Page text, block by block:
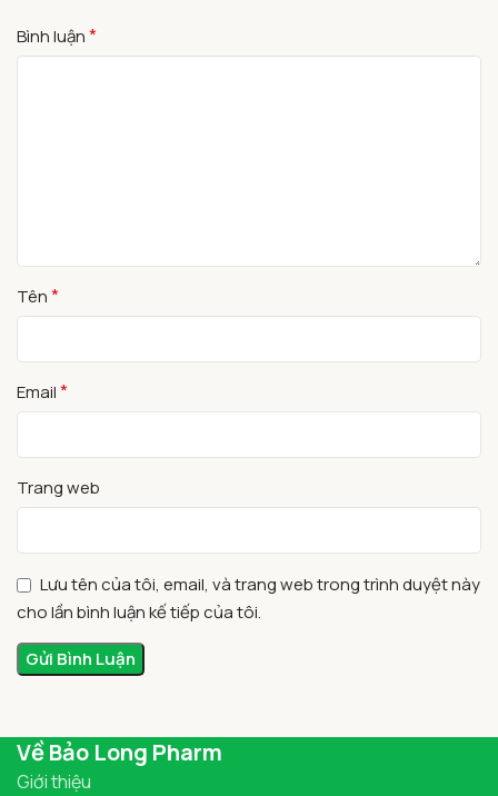
Bình luận*
Tên*
Email*
Trang web
Lưu tên của tôi, email, và trang web trong trình duyệt này
cho lần bình luận kế tiếp của tôi.
Về Bảo Long Pharm
Giới thiệu